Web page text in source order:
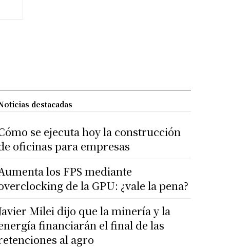
destacadas
se ejecuta hoy la construcción
oficinas para empresas
los FPS mediante
de la GPU: ¿vale la pena?
Milei dijo que la minería y la
financiarán el final de las
al agro